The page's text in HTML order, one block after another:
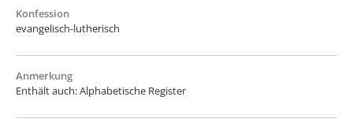
Konfession
evangelisch-lutherisch
Anmerkung
Enthält auch: Alphabetische Register